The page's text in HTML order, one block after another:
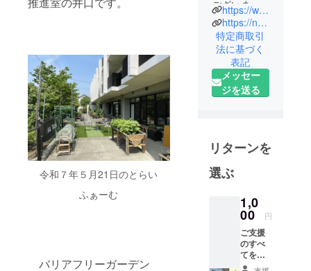
令和７年５月21日のとらい
ふぁーむ
バリアフリーガーデン
ございま
す、社会福
祉法人とら
いふです。
法人名の
「とらい
ふ」とは
フ」を組み
合わせた造
語です。
は「生活」
や「人生」
という意味
ですが、
「トライ」
https://www.toraifu.com
https://note.com/toraifumusashino/
特定商取引
法に基づく
表記
メッセー
ジを送る
リターンを
選ぶ
1,0
00 円
ご支援
のすべ
てをと
らい